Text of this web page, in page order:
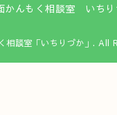
かんもく相談室 いちり
相談室「いちりづか」. All